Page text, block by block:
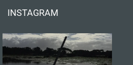
INSTAGRAM